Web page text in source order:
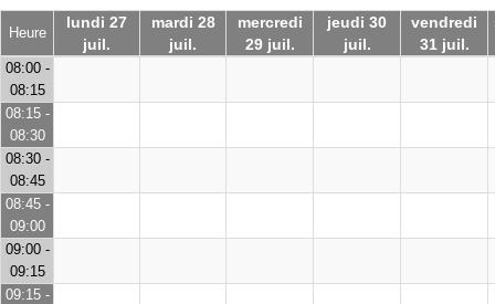
Heure
lundi 27
juil.
mardi 28
juil.
mercredi
29 juil.
jeudi 30
juil.
vendredi
31 juil.
08:00 -
08:15
08:15 -
08:30
08:30 -
08:45
08:45 -
09:00
09:00 -
09:15
09:15 -